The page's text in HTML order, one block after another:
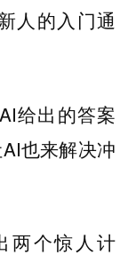
人的入门通
给出的答案
也来解决冲
两个惊人计